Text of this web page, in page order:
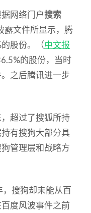
网络门户搜索
露文件所显示，腾
股份。（中文报
的股份，当时
之后腾讯进一步
超过了搜狐所持
有搜狗大部分具
管理层和战略方
搜狗却未能从百
度风波事件之前